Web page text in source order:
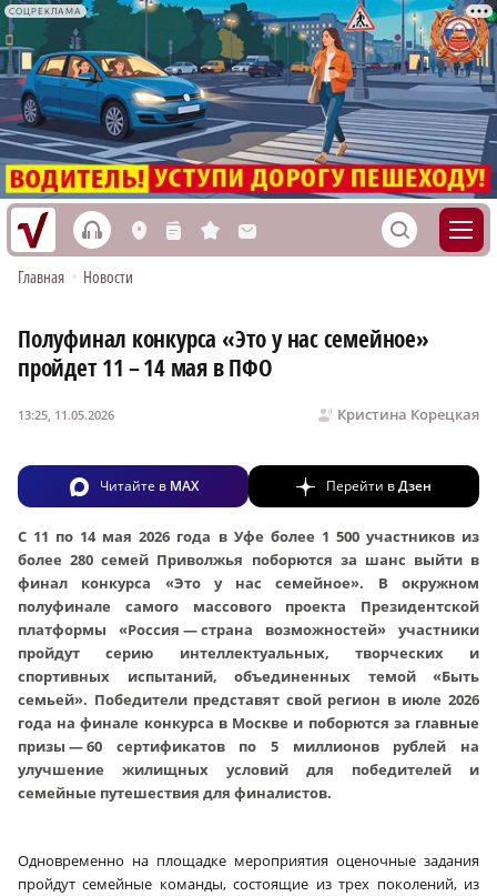
СОЦРЕКЛАМА
h L n s M S
Главная • Новости
Полуфинал конкурса «Это у нас семейное»
пройдет 11 – 14 мая в ПФО
Кристина Корецкая
13:25, 11.05.2026
Читайте в MAX Перейти вДзен
С 11 по 14 мая 2026 года в Уфе более 1 500 участников из
более 280 семей Приволжья поборются за шанс выйти в
финал конкурса «Это у нас семейное». В окружном
полуфинале самого массового проекта Президентской
платформы «Россия — страна возможностей» участники
пройдут серию интеллектуальных, творческих и
спортивных испытаний, объединенных темой «Быть
семьей». Победители представят свой регион в июле 2026
года на финале конкурса в Москве и поборются за главные
призы — 60 сертификатов по 5 миллионов рублей на
улучшение жилищных условий для победителей и
семейные путешествия для финалистов.
Одновременно на площадке мероприятия оценочные задания
пройдут семейные команды, состоящие из трех поколений, из